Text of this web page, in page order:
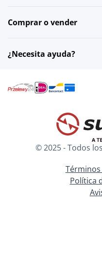
Comprar o vender
¿Necesita ayuda?
© 2025 - Todos
Política